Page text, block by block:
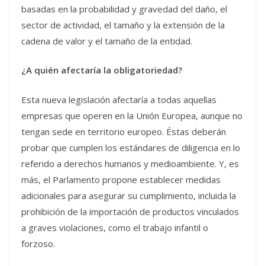
basadas en la probabilidad y gravedad del daño, el
sector de actividad, el tamaño y la extensión de la
cadena de valor y el tamaño de la entidad.
¿A quién afectaría la obligatoriedad?
Esta nueva legislación afectaría a todas aquellas
empresas que operen en la Unión Europea, aunque no
tengan sede en territorio europeo. Éstas deberán
probar que cumplen los estándares de diligencia en lo
referido a derechos humanos y medioambiente. Y, es
más, el Parlamento propone establecer medidas
adicionales para asegurar su cumplimiento, incluida la
prohibición de la importación de productos vinculados
a graves violaciones, como el trabajo infantil o
forzoso.